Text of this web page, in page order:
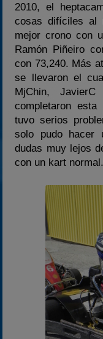
2010, el
cosas difíciles al
mejor crono con
Ramón Piñeiro
con 73,240. Más
se llevaron el
MjChin,
completaron
tuvo serios
solo pudo hacer
dudas muy lejos
con un kart normal.